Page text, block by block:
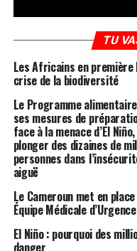
TU
Les Africains en
crise de la biodiversité
Le Programme
ses mesures de
face à la menace d’El
plonger des dizaines de
personnes dans
aiguë
Le Cameroun met en
Équipe Médicale
El Niño : pourquoi des
danger